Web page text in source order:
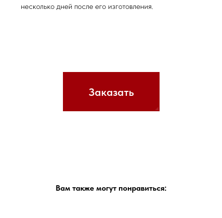
несколько дней после его изготовления.
Заказать
Вам также могут понравиться: